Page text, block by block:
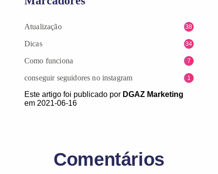
Atualização 38
Dicas 34
Como funciona 7
conseguir seguidores no instagram 1
Este artigo foi publicado por DGAZ Marketing
em 2021-06-16
Comentários